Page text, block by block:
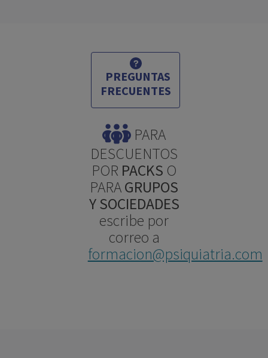
PREGUNTAS
FRECUENTES
PARA
DESCUENTOS
POR PACKS O
PARAGRUPOS
Y SOCIEDADES
escribe por
correo a
formacion@psiquiatria.com